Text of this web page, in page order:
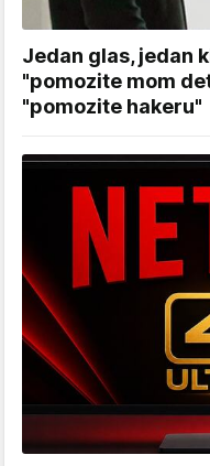
Jedan glas, jedan
"pomozite mom
"pomozite hakeru"